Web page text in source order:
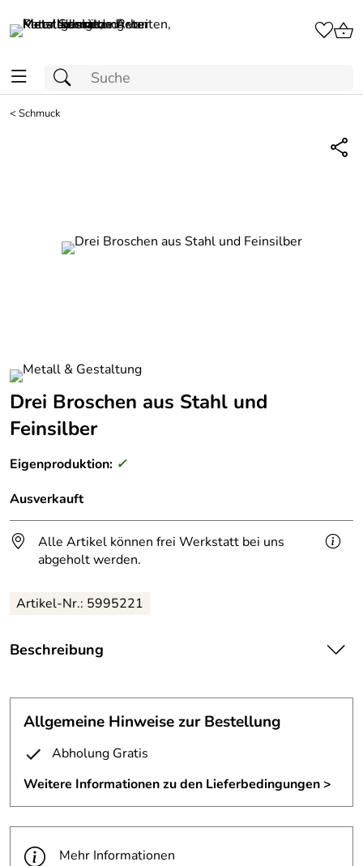
<Schmuck
Drei Broschen aus Stahl und
Feinsilber
Eigenproduktion: ✓
Ausverkauft
Alle Artikel können frei Werkstatt bei uns
abgeholt werden.
Artikel-Nr.: 5995221
Beschreibung
Allgemeine Hinweise zur Bestellung
Abholung Gratis
Weitere Informationen zu den Lieferbedingungen >
Mehr Informationen